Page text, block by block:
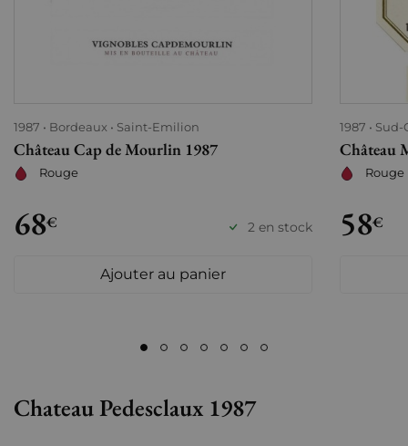
1987 Bordeaux Saint-Emilion
Château Cap de Mourlin 1987
Rouge
68€ 2 en stock
Ajouter au panier
1987 Sud-
Château
Rouge
58€
Chateau Pedesclaux 1987